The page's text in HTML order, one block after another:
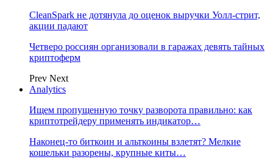
CleanSpark не дотянула до оценок выручки Уолл-стрит,
акции падают
Четверо россиян организовали в гаражах девять тайных
криптоферм
Prev Next
Analytics
Ищем пропущенную точку разворота правильно: как
криптотрейдеру применять индикатор…
Наконец-то биткоин и альткоины взлетят? Мелкие
кошельки разорены, крупные киты…